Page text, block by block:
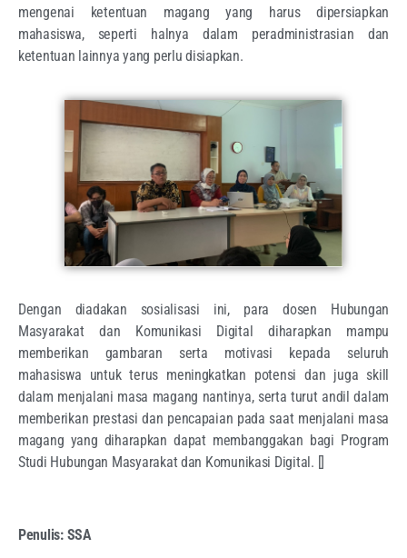
mengenai ketentuan magang yang harus dipersiapkan
mahasiswa, seperti halnya dalam peradministrasian dan
ketentuan lainnya yang perlu disiapkan.
Dengan diadakan sosialisasi ini, para dosen Hubungan
Masyarakat dan Komunikasi Digital diharapkan mampu
memberikan gambaran serta motivasi kepada seluruh
mahasiswa untuk terus meningkatkan potensi dan juga skill
dalam menjalani masa magang nantinya, serta turut andil dalam
memberikan prestasi dan pencapaian pada saat menjalani masa
magang yang diharapkan dapat membanggakan bagi Program
Studi Hubungan Masyarakat dan Komunikasi Digital. []
Penulis: SSA